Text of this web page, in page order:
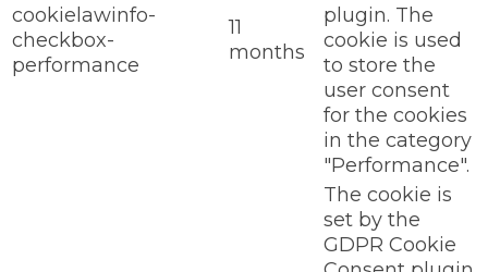
cookielawinfo-
checkbox-
performance
11
months
plugin. The
cookie is used
to store the
user consent
for the cookies
in the category
"Performance".
The cookie is
set by the
GDPR Cookie